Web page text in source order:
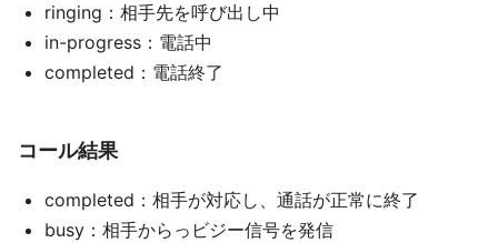
ringing：相手先を呼び出し中
in-progress：電話中
completed：電話終了
コール結果
completed：相手が対応し、通話が正常に終了
busy：相手からっビジー信号を発信